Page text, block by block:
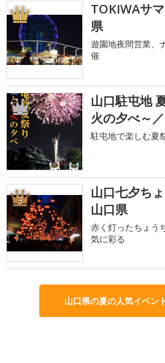
1
TOKIWAサ
県
遊園地夜間営業、
催
2
山口駐屯地
火の夕べ～
駐屯地で楽しむ夏
3
山口七夕ち
山口県
赤く灯ったちょう
気に彩る
山口県の夏の人気イベン